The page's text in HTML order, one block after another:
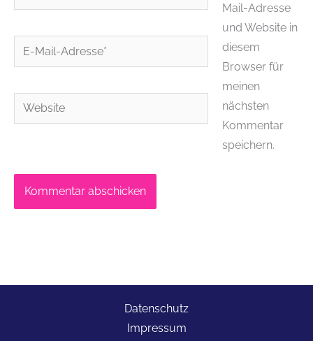
E-
Mail-
Website
Mail-Adresse
und Website in
diesem
Browser für
meinen
nächsten
Kommentar
speichern.
Datenschutz
Impressum